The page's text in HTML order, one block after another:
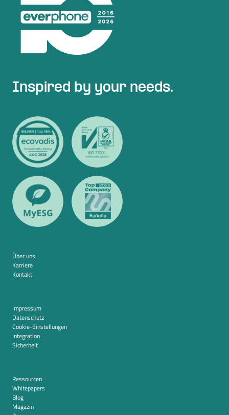
Inspired by your needs.
Über uns
Karriere
Kontakt
Impressum
Datenschutz
Cookie-Einstellungen
Integration
Sicherheit
Ressourcen
Whitepapers
Blog
Magazin